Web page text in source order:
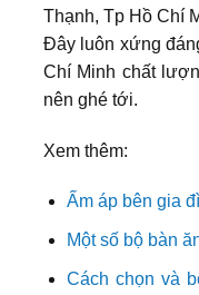
Thạnh, Tp Hồ Chí
Đây luôn xứng
Chí Minh chất
nên ghé tới.
Xem thêm:
Ấm áp bên gia
Một số bộ bàn
Cách chọn và